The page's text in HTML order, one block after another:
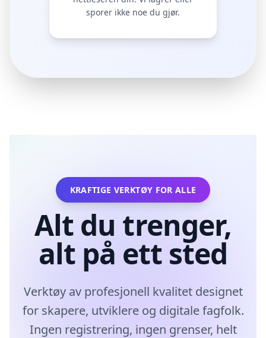
sporer ikke noe du gjør.
KRAFTIGE VERKTØY FOR ALLE
Alt du trenger,
alt på ett sted
Verktøy av profesjonell kvalitet designet
for skapere, utviklere og digitale fagfolk.
Ingen registrering, ingen grenser, helt